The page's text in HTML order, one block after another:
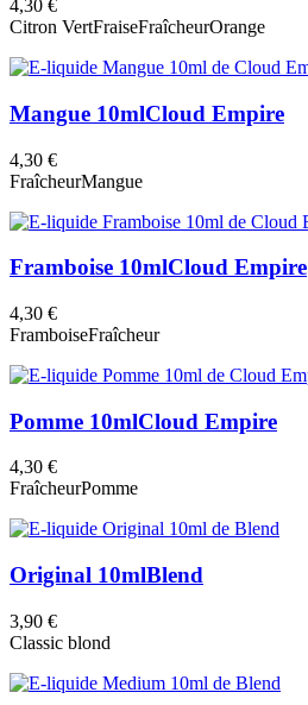
4,30 €
Citron VertFraiseFraîcheurOrange
Mangue 10mlCloud Empire
4,30 €
FraîcheurMangue
Framboise 10mlCloud Empire
4,30 €
FramboiseFraîcheur
Pomme 10mlCloud Empire
4,30 €
FraîcheurPomme
Original 10mlBlend
3,90 €
Classic blond